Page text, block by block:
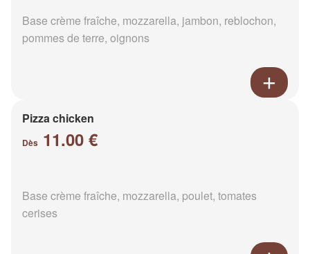
Base crème fraîche, mozzarella, jambon, reblochon,
pommes de terre, oignons
Pizza chicken
Dès 11.00 €
Base crème fraîche, mozzarella, poulet, tomates
cerises